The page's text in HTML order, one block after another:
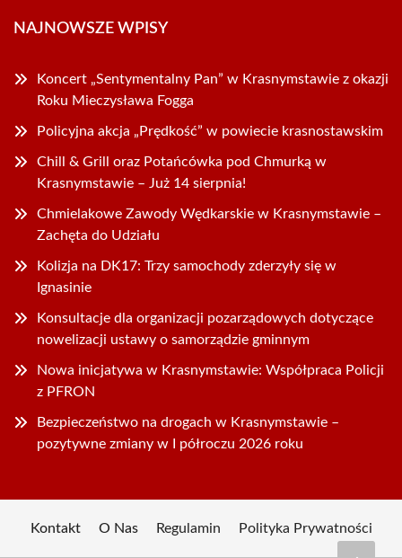
NAJNOWSZE WPISY
Koncert „Sentymentalny Pan” w Krasnymstawie z okazji
Roku Mieczysława Fogga
Policyjna akcja „Prędkość” w powiecie krasnostawskim
Chill & Grill oraz Potańcówka pod Chmurką w
Krasnymstawie – Już 14 sierpnia!
Chmielakowe Zawody Wędkarskie w Krasnymstawie –
Zachęta do Udziału
Kolizja na DK17: Trzy samochody zderzyły się w
Ignasinie
Konsultacje dla organizacji pozarządowych dotyczące
nowelizacji ustawy o samorządzie gminnym
Nowa inicjatywa w Krasnymstawie: Współpraca Policji
z PFRON
Bezpieczeństwo na drogach w Krasnymstawie –
pozytywne zmiany w I półroczu 2026 roku
Kontakt O Nas Regulamin Polityka Prywatności